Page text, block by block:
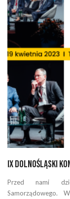
IX Dolnośląski
Przed nami
Samorządowego.